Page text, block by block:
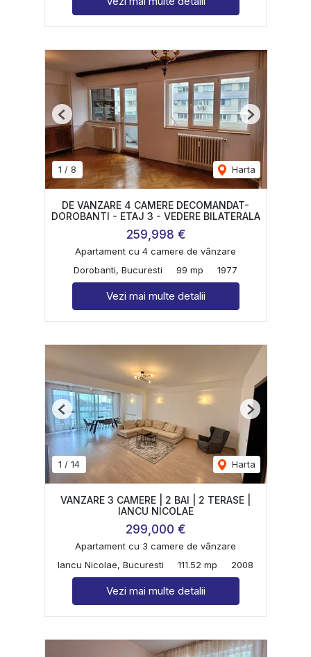
1 / 8 Harta
Previous Next
DE VANZARE 4 CAMERE DECOMANDAT-
DOROBANTI - ETAJ 3 - VEDERE BILATERALA
259,998 €
Apartament cu 4 camere de vânzare
Dorobanti, Bucuresti
99 mp 1977
Vezi mai multe detalii
1 / 14 Harta
Previous Next
VANZARE 3 CAMERE | 2 BAI | 2 TERASE |
IANCU NICOLAE
299,000 €
Apartament cu 3 camere de vânzare
Iancu Nicolae, Bucuresti
111.52 mp 2008
Vezi mai multe detalii